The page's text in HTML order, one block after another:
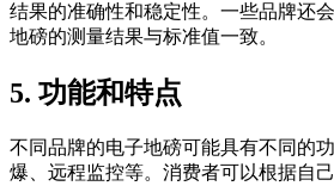
结果的准确性和稳定性。一些品牌还
地磅的测量结果与标准值一致。
5. 功能和特点
不同品牌的电子地磅可能具有不同的
爆、远程监控等。消费者可以根据自